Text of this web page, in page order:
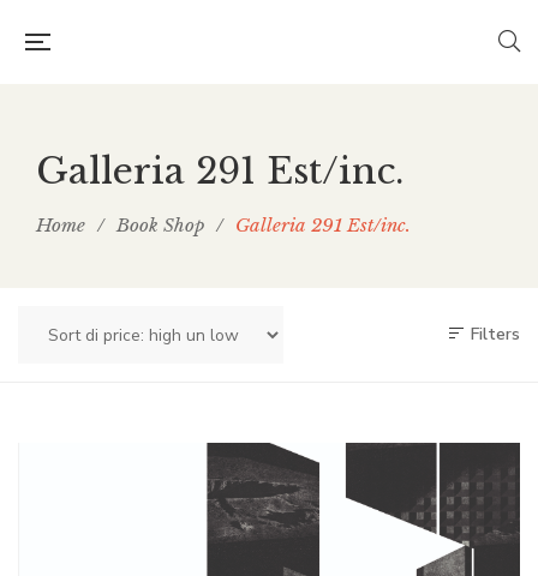
Galleria 291 Est/inc.
Home / Book Shop / Galleria 291 Est/inc.
Filters